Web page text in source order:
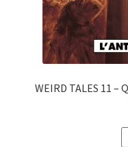
WEIRD TALES 11 –